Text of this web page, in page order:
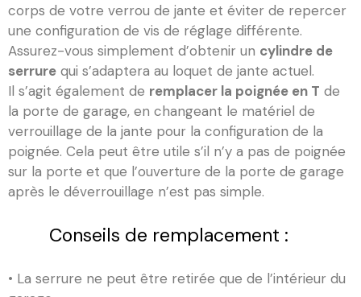
corps de votre verrou de jante et éviter de repercer
une configuration de vis de réglage différente.
Assurez-vous simplement d’obtenir un cylindre de
serrure qui s’adaptera au loquet de jante actuel.
Il s’agit également de remplacer la poignée en T de
la porte de garage, en changeant le matériel de
verrouillage de la jante pour la configuration de la
poignée. Cela peut être utile s’il n’y a pas de poignée
sur la porte et que l’ouverture de la porte de garage
après le déverrouillage n’est pas simple.
Conseils de remplacement :
• La serrure ne peut être retirée que de l’intérieur du